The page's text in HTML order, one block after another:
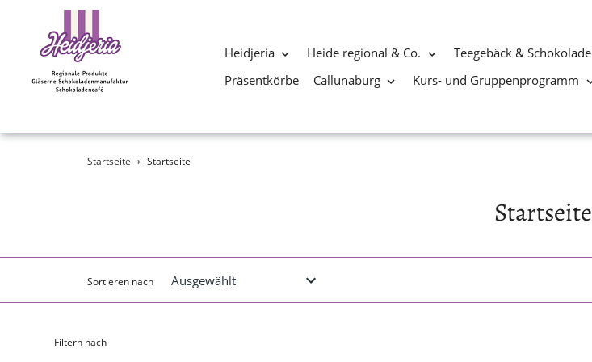
Heidjeria Heide regional & Co. Teegebäck & Schokolade
Präsentkörbe
Callunaburg Kurs- und Gruppenprogramm
Startseite › Startseite
S
m
Startseite
Sortieren nach
Filtern nach